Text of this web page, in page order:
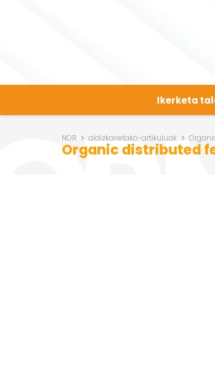
Ikerketa
NOR aldizkarietako-artikuluak
Organic distributed